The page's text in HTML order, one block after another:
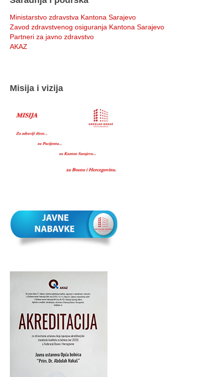
Ministarstvo zdravstva Kantona Sarajevo
Zavod zdravstvenog osiguranja Kantona Sarajevo
Partneri za javno zdravstvo
AKAZ
Misija i vizija